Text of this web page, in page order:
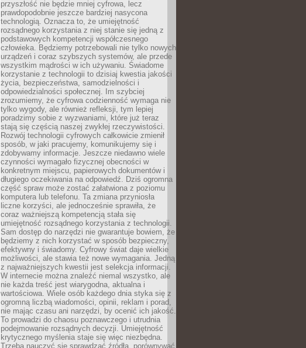
przyszłość nie będzie mniej cyfrowa, lecz
prawdopodobnie jeszcze bardziej nasycona
technologią. Oznacza to, że umiejętność
rozsądnego korzystania z niej stanie się jedną z
podstawowych kompetencji współczesnego
człowieka. Będziemy potrzebowali nie tylko nowych
urządzeń i coraz szybszych systemów, ale przede
wszystkim mądrości w ich używaniu. Świadome
korzystanie z technologii to dzisiaj kwestia jakości
życia, bezpieczeństwa, samodzielności i
odpowiedzialności społecznej. Im szybciej
zrozumiemy, że cyfrowa codzienność wymaga nie
tylko wygody, ale również refleksji, tym lepiej
poradzimy sobie z wyzwaniami, które już teraz
stają się częścią naszej zwykłej rzeczywistości.
Rozwój technologii cyfrowych całkowicie zmienił
sposób, w jaki pracujemy, komunikujemy się i
zdobywamy informacje. Jeszcze niedawno wiele
czynności wymagało fizycznej obecności w
konkretnym miejscu, papierowych dokumentów i
długiego oczekiwania na odpowiedź. Dziś ogromna
część spraw może zostać załatwiona z poziomu
komputera lub telefonu. Ta zmiana przyniosła
liczne korzyści, ale jednocześnie sprawiła, że
coraz ważniejszą kompetencją stała się
umiejętność rozsądnego korzystania z technologii.
Sam dostęp do narzędzi nie gwarantuje bowiem, że
będziemy z nich korzystać w sposób bezpieczny,
efektywny i świadomy. Cyfrowy świat daje wielkie
możliwości, ale stawia też nowe wymagania. Jedną
z najważniejszych kwestii jest selekcja informacji.
W internecie można znaleźć niemal wszystko, ale
nie każda treść jest wiarygodna, aktualna i
wartościowa. Wiele osób każdego dnia styka się z
ogromną liczbą wiadomości, opinii, reklam i porad,
nie mając czasu ani narzędzi, by ocenić ich jakość.
To prowadzi do chaosu poznawczego i utrudnia
podejmowanie rozsądnych decyzji. Umiejętność
krytycznego myślenia staje się więc niezbędna.
Trzeba nauczyć się sprawdzać źródła, porównywać